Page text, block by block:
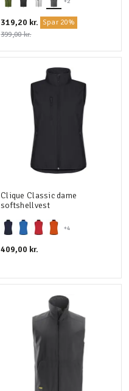
319,20 kr. Spar 20%
399,00 kr.
+4
Clique Classic dame
softshellvest
409,00 kr.